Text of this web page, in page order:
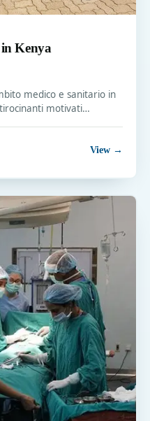
Kenya
medico e sanitario in
motivati…
View →